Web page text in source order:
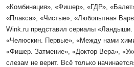
«Комбинация», «Фишер», «ГДР»,
«Плакса», «Чистые», «Любопытная
Wink.ru представил сериалы «Ландыши.
«Челюскин. Первые», «Между нами
«Фишер. Затмение», «Доктор Вера»,
слезам не верит. Всё только